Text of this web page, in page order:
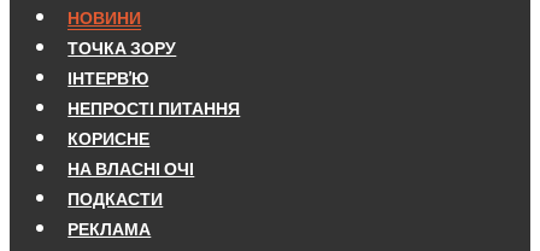
НОВИНИ
ТОЧКА ЗОРУ
ІНТЕРВ'Ю
НЕПРОСТІ ПИТАННЯ
КОРИСНЕ
НА ВЛАСНІ ОЧІ
ПОДКАСТИ
РЕКЛАМА